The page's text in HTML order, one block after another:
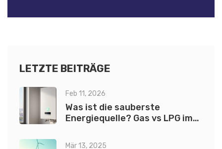
LETZTE BEITRÄGE
Feb 11, 2026
Was ist die sauberste
Energiequelle? Gas vs LPG im
Mär 13, 2025